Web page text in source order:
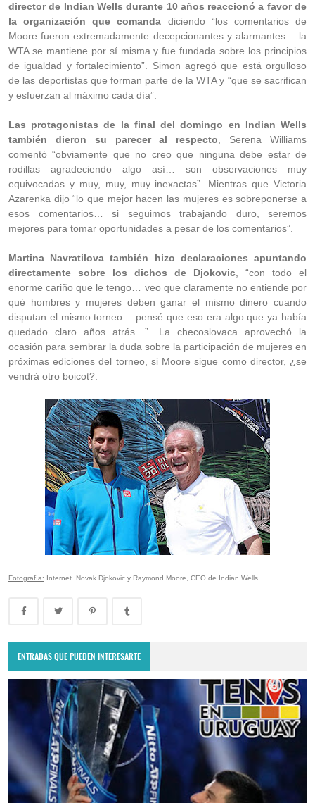
director de Indian Wells durante 10 años reaccionó a favor de
la organización que comanda diciendo “los comentarios de
Moore fueron extremadamente decepcionantes y alarmantes… la
WTA se mantiene por sí misma y fue fundada sobre los principios
de igualdad y fortalecimiento”. Simon agregó que está orgulloso
de las deportistas que forman parte de la WTA y “que se sacrifican
y esfuerzan al máximo cada día”.
Las protagonistas de la final del domingo en Indian Wells
también dieron su parecer al respecto , Serena Williams
comentó “obviamente que no creo que ninguna debe estar de
rodillas agradeciendo algo así… son observaciones muy
equivocadas y muy, muy, muy inexactas”. Mientras que Victoria
Azarenka dijo “lo que mejor hacen las mujeres es sobreponerse a
esos comentarios… si seguimos trabajando duro, seremos
mejores para tomar oportunidades a pesar de los comentarios”.
Martina Navratilova también hizo declaraciones apuntando
directamente sobre los dichos de Djokovic , “con todo el
enorme cariño que le tengo… veo que claramente no entiende por
qué hombres y mujeres deben ganar el mismo dinero cuando
disputan el mismo torneo… pensé que eso era algo que ya había
quedado claro años atrás…”. La checoslovaca aprovechó la
ocasión para sembrar la duda sobre la participación de mujeres en
próximas ediciones del torneo, si Moore sigue como director, ¿se
vendrá otro boicot?.
Fotografía: Internet. Novak Djokovic y Raymond Moore, CEO de Indian Wells.
ENTRADAS QUE PUEDEN INTERESARTE